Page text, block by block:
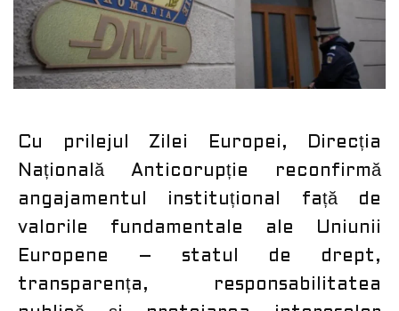
Cu prilejul Zilei Europei, Direcția
Națională Anticorupție reconfirmă
angajamentul instituțional față de
valorile fundamentale ale Uniunii
Europene – statul de drept,
transparența, responsabilitatea